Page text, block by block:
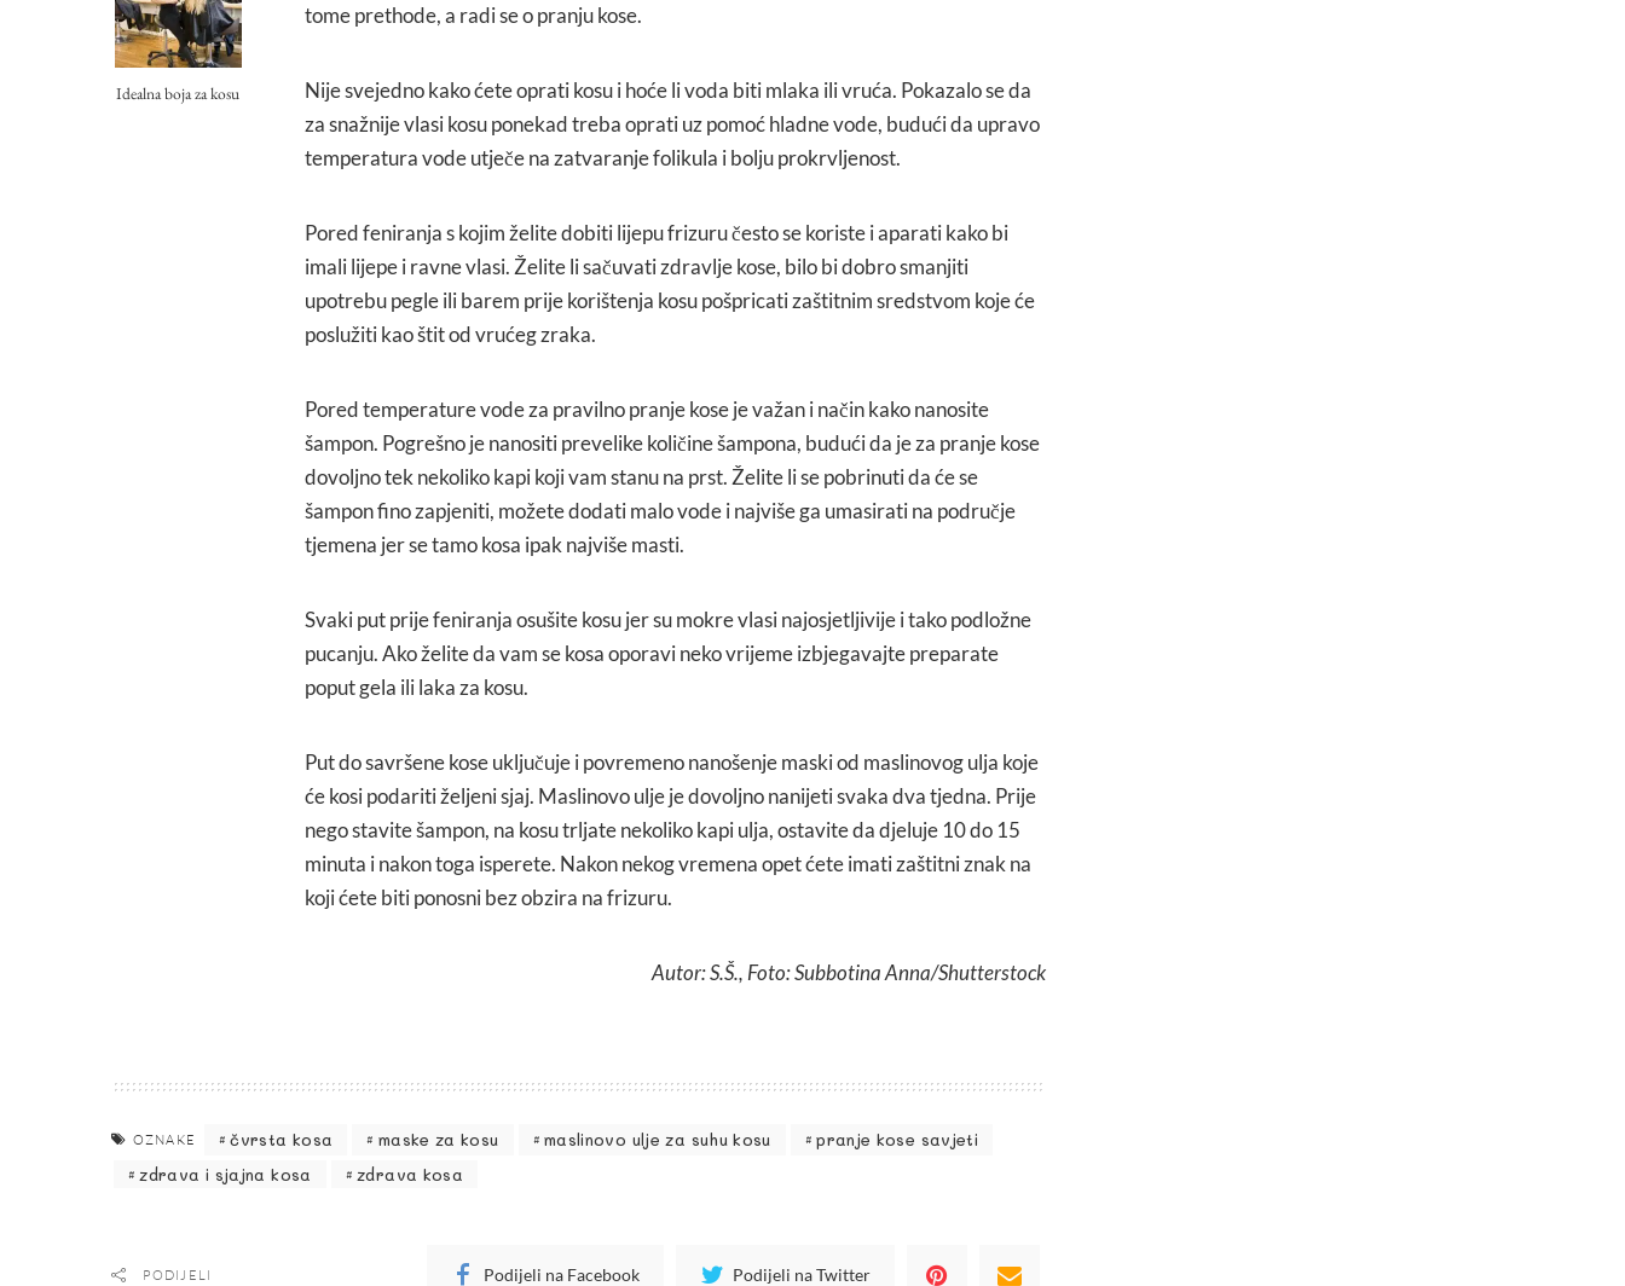
Idealna boja za kosu
tome prethode, a radi se o pranju kose.
Nije svejedno kako ćete oprati kosu i hoće li voda biti mlaka ili vruća. Pokazalo se da
za snažnije vlasi kosu ponekad treba oprati uz pomoć hladne vode, budući da upravo
temperatura vode utječe na zatvaranje folikula i bolju prokrvljenost.
Pored feniranja s kojim želite dobiti lijepu frizuru često se koriste i aparati kako bi
imali lijepe i ravne vlasi. Želite li sačuvati zdravlje kose, bilo bi dobro smanjiti
upotrebu pegle ili barem prije korištenja kosu pošpricati zaštitnim sredstvom koje će
poslužiti kao štit od vrućeg zraka.
Pored temperature vode za pravilno pranje kose je važan i način kako nanosite
šampon. Pogrešno je nanositi prevelike količine šampona, budući da je za pranje kose
dovoljno tek nekoliko kapi koji vam stanu na prst. Želite li se pobrinuti da će se
šampon fino zapjeniti, možete dodati malo vode i najviše ga umasirati na područje
tjemena jer se tamo kosa ipak najviše masti.
Svaki put prije feniranja osušite kosu jer su mokre vlasi najosjetljivije i tako podložne
pucanju. Ako želite da vam se kosa oporavi neko vrijeme izbjegavajte preparate
poput gela ili laka za kosu.
Put do savršene kose uključuje i povremeno nanošenje maski od maslinovog ulja koje
će kosi podariti željeni sjaj. Maslinovo ulje je dovoljno nanijeti svaka dva tjedna. Prije
nego stavite šampon, na kosu trljate nekoliko kapi ulja, ostavite da djeluje 10 do 15
minuta i nakon toga isperete. Nakon nekog vremena opet ćete imati zaštitni znak na
koji ćete biti ponosni bez obzira na frizuru.
Autor: S.Š., Foto: Subbotina Anna/Shutterstock
OZNAKE čvrsta kosa maske za kosu maslinovo ulje za suhu kosu
pranje kose savjeti
zdrava i sjajna kosa
zdrava kosa
PODIJELI Podijeli na Facebook Podijeli na Twitter